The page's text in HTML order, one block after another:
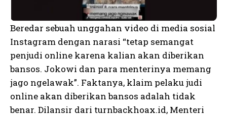
Beredar sebuah unggahan video di media sosial
Instagram dengan narasi “tetap semangat
penjudi online karena kalian akan diberikan
bansos. Jokowi dan para menterinya memang
jago ngelawak”. Faktanya, klaim pelaku judi
online akan diberikan bansos adalah tidak
benar. Dilansir dari turnbackhoax.id, Menteri